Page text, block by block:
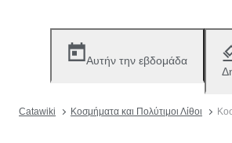
Αυτήν την εβδομάδα
Catawiki Κοσμήματα και Πολύτιμοι Λίθοι